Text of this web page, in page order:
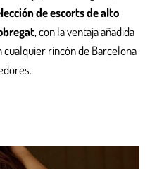
de escorts de alto
, con la ventaja añadida
rincón de Barcelona